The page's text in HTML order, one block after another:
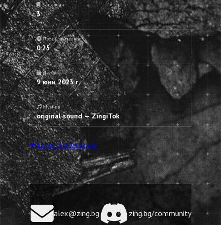
Запазени
3
Продължителност
0:25
Дата
9 юни 2023 г.
Музика
original sound — ZingiTok
Всички TikTok видеа
alex@zing.bg zing.bg/community